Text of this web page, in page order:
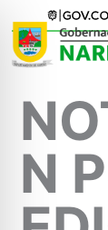
contenido
N